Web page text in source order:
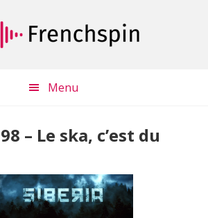
Menu
– Le ska, c’est du